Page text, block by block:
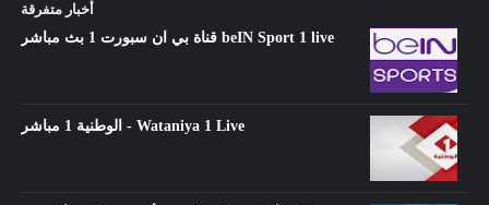
أخبار متفرقة
قناة بي ان سبورت 1 بث مباشر beIN Sport 1 live
الوطنية 1 مباشر - Wataniya 1 Live